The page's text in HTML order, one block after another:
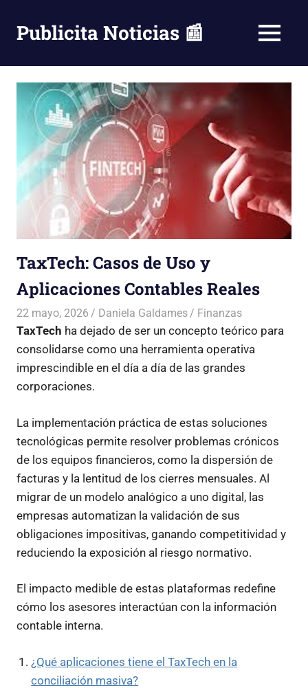
contenido
Publicita Noticias 📰 MENÚ
TaxTech: Casos de Uso y
Aplicaciones Contables Reales
22 mayo, 2026 Daniela Galdames Finanzas
TaxTech ha dejado de ser un concepto teórico para
consolidarse como una herramienta operativa
imprescindible en el día a día de las grandes
corporaciones.
La implementación práctica de estas soluciones
tecnológicas permite resolver problemas crónicos
de los equipos financieros, como la dispersión de
facturas y la lentitud de los cierres mensuales. Al
migrar de un modelo analógico a uno digital, las
empresas automatizan la validación de sus
obligaciones impositivas, ganando competitividad y
reduciendo la exposición al riesgo normativo.
El impacto medible de estas plataformas redefine
cómo los asesores interactúan con la información
contable interna.
¿Qué aplicaciones tiene el TaxTech en la
conciliación masiva?